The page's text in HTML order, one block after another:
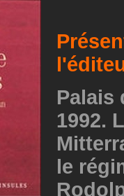
Palais
1992.
le